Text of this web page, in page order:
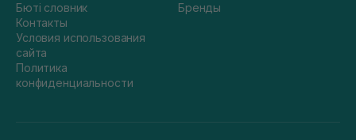
Бюті словник
Контакты
Условия использования
сайта
Политика
конфиденциальности
Бренды